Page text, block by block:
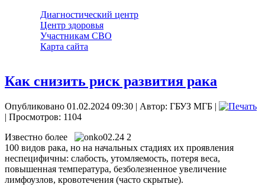
Диагностический центр
Центр здоровья
Участникам СВО
Карта сайта
Как снизить риск развития рака
Опубликовано 01.02.2024 09:30 | Автор: ГБУЗ МГБ |
| Просмотров: 1104
Известно более
100 видов рака, но на начальных стадиях их проявления
неспецифичны: слабость, утомляемость, потеря веса,
повышенная температура, безболезненное увеличение
лимфоузлов, кровотечения (часто скрытые).